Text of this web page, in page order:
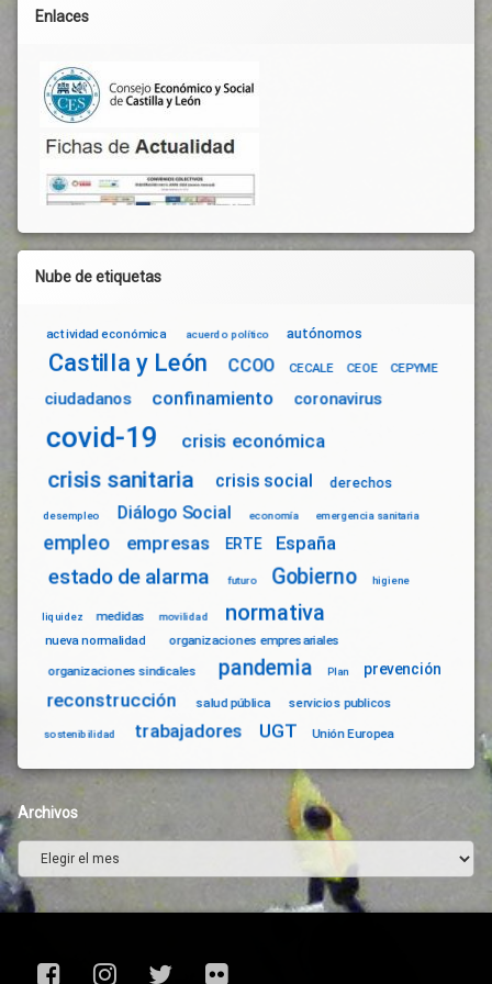
De Las
Reactivación
Económica
Respuestas
Salamanca
Seguridad
Sanitaria
De
Industrial
Tasas
Tejido
Terrazas
Trabajadores
Urgencia
Social
Vivienda
Enlaces
Nube de etiquetas
actividad económica acuerdo político autónomos
Castilla y León CCOO CECALE CEOE CEPYME
ciudadanos confinamiento coronavirus
covid-19 crisis económica
crisis sanitaria crisis social derechos
desempleo Diálogo Social economía emergencia sanitaria
empleo empresas ERTE España
estado de alarma futuro Gobierno higiene
liquidez medidas movilidad normativa
nueva normalidad organizaciones empresariales
organizaciones sindicales pandemia Plan prevención
reconstrucción salud pública servicios publicos
sostenibilidad trabajadores UGT Unión Europea
Archivos
Archivos